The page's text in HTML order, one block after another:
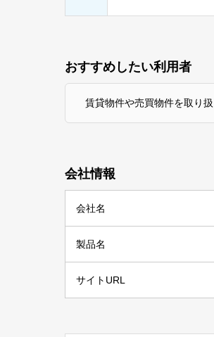
おすすめしたい利用者
賃貸物件や売買物件を取り
会社情報
会社名
製品名
サイトURL